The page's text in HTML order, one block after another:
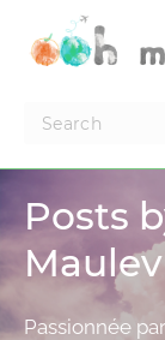
Posts
Passionnée